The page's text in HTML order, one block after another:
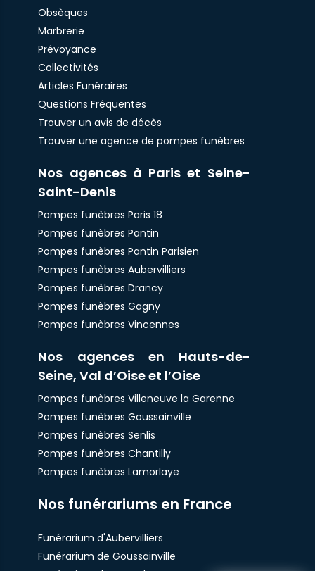
Obsèques
Marbrerie
Prévoyance
Collectivités
Articles Funéraires
Questions Fréquentes
Trouver un avis de décès
Trouver une agence de pompes funèbres
Nos agences à Paris et Seine-
Saint-Denis
Pompes funèbres Paris 18
Pompes funèbres Pantin
Pompes funèbres Pantin Parisien
Pompes funèbres Aubervilliers
Pompes funèbres Drancy
Pompes funèbres Gagny
Pompes funèbres Vincennes
Nos agences en Hauts-de-
Seine, Val d’Oise et l’Oise
Pompes funèbres Villeneuve la Garenne
Pompes funèbres Goussainville
Pompes funèbres Senlis
Pompes funèbres Chantilly
Pompes funèbres Lamorlaye
Nos funérariums en France
Funérarium d'Aubervilliers
Funérarium de Goussainville